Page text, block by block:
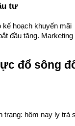
tư
hoạch khuyến
tăng.
đổ sông
trạng: hôm nay ly